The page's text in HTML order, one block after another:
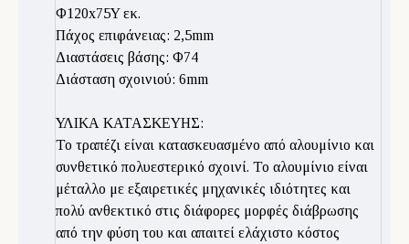
Φ120x75Y εκ.
Πάχος επιφάνειας: 2,5mm
Διαστάσεις βάσης: Φ74
Διάσταση σχοινιού: 6mm
ΥΛΙΚΑ ΚΑΤΑΣΚΕΥΗΣ:
Το τραπέζι είναι κατασκευασμένο από αλουμίνιο και
συνθετικό πολυεστερικό σχοινί. Το αλουμίνιο είναι
μέταλλο με εξαιρετικές μηχανικές ιδιότητες και
πολύ ανθεκτικό στις διάφορες μορφές διάβρωσης
από την φύση του και απαιτεί ελάχιστο κόστος